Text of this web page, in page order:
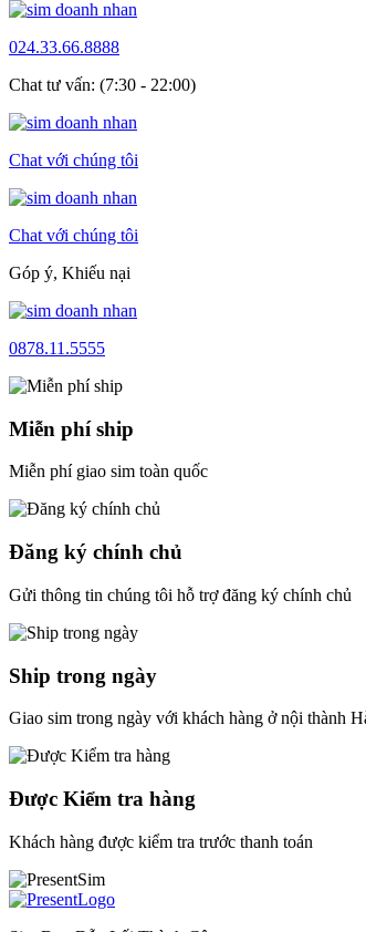
024.33.66.8888
Chat tư vấn: (7:30 - 22:00)
Chat với chúng tôi
Chat với chúng tôi
Góp ý, Khiếu nại
0878.11.5555
Miễn phí ship
Miễn phí giao sim toàn quốc
Đăng ký chính chủ
Gửi thông tin chúng tôi hỗ trợ đăng ký chính chủ
Ship trong ngày
Giao sim trong ngày với khách hàng ở nội thành
Được Kiểm tra hàng
Khách hàng được kiểm tra trước thanh toán